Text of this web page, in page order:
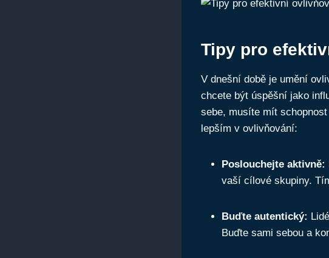
Tipy pro
V dnešní době je umění
chcete být úspěšní jako
sebe, musíte mít
lepším v ovlivňování:
Poslouchejte aktivně:
vaší cílové skupiny.
Buďte autentický:
Buďte sami sebou a